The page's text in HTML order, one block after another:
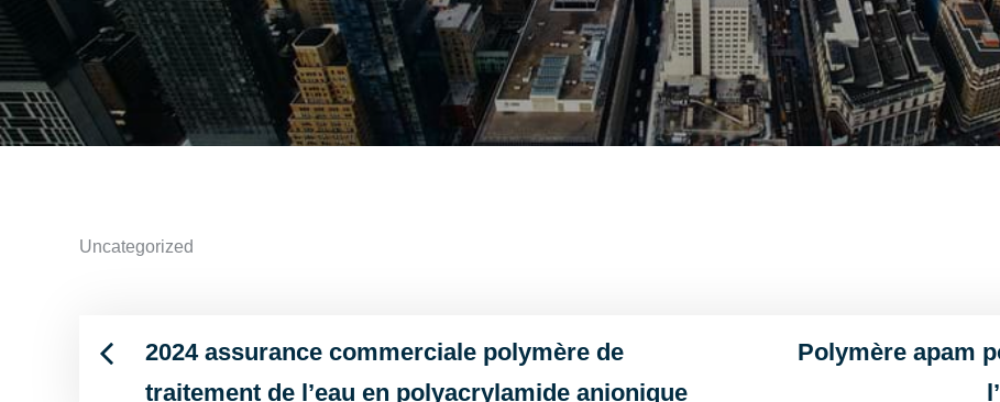
Uncategorized
Post2024 assurance commerciale polymère de
traitement de l’eau en polyacrylamide anionique
Polymère apam